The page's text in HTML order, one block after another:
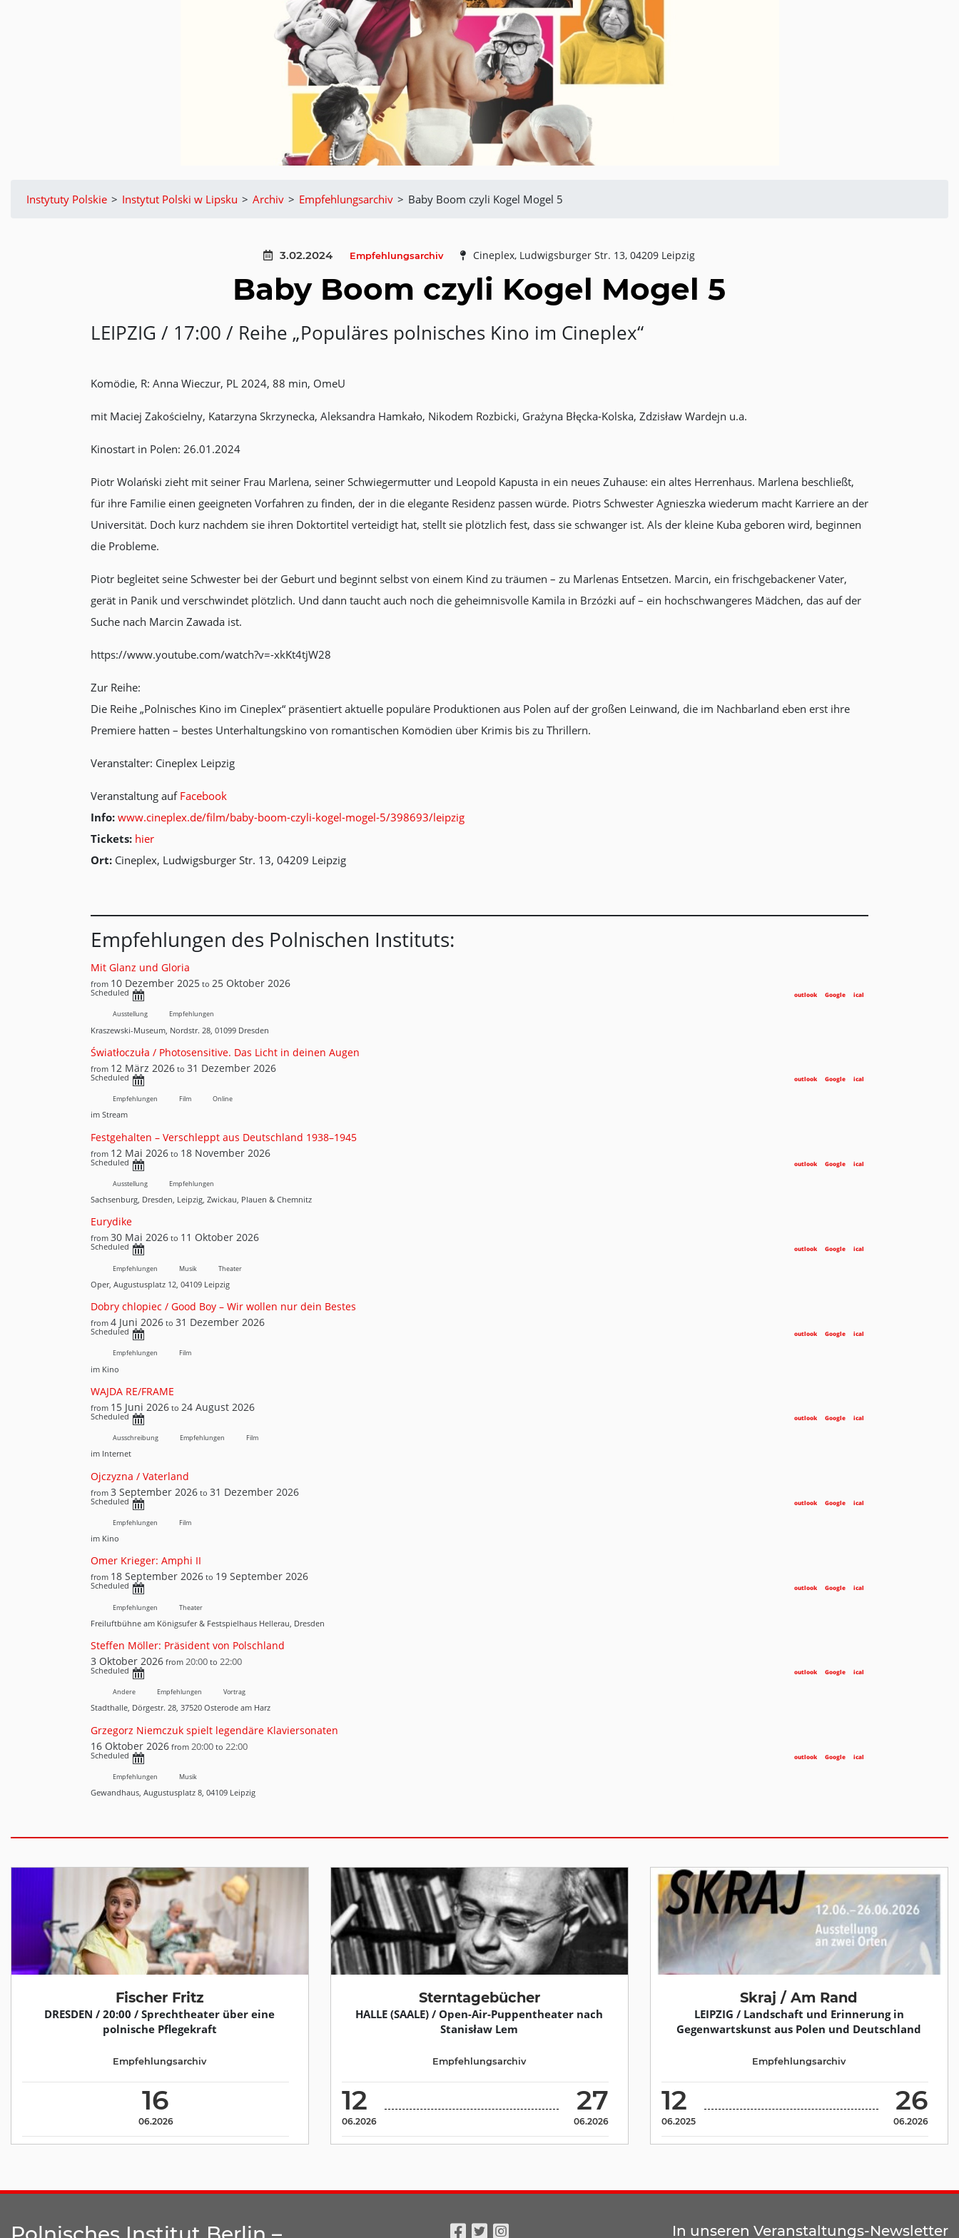
Instytuty Polskie > Instytut Polski w Lipsku > Archiv > Empfehlungsarchiv > Baby Boom czyli Kogel Mogel 5
3.02.2024 Empfehlungsarchiv Cineplex, Ludwigsburger Str. 13, 04209 Leipzig
Baby Boom czyli Kogel Mogel 5
LEIPZIG / 17:00 / Reihe „Populäres polnisches Kino im Cineplex“
Komödie, R: Anna Wieczur, PL 2024, 88 min, OmeU
mit Maciej Zakościelny, Katarzyna Skrzynecka, Aleksandra Hamkało, Nikodem Rozbicki, Grażyna Błęcka-Kolska, Zdzisław Wardejn u.a.
Kinostart in Polen: 26.01.2024
Piotr Wolański zieht mit seiner Frau Marlena, seiner Schwiegermutter und Leopold Kapusta in ein neues Zuhause: ein altes Herrenhaus. Marlena beschließt,
für ihre Familie einen geeigneten Vorfahren zu finden, der in die elegante Residenz passen würde. Piotrs Schwester Agnieszka wiederum macht Karriere an der
Universität. Doch kurz nachdem sie ihren Doktortitel verteidigt hat, stellt sie plötzlich fest, dass sie schwanger ist. Als der kleine Kuba geboren wird, beginnen
die Probleme.
Piotr begleitet seine Schwester bei der Geburt und beginnt selbst von einem Kind zu träumen – zu Marlenas Entsetzen. Marcin, ein frischgebackener Vater,
gerät in Panik und verschwindet plötzlich. Und dann taucht auch noch die geheimnisvolle Kamila in Brzózki auf – ein hochschwangeres Mädchen, das auf der
Suche nach Marcin Zawada ist.
https://www.youtube.com/watch?v=-xkKt4tjW28
Zur Reihe:
Die Reihe „Polnisches Kino im Cineplex“ präsentiert aktuelle populäre Produktionen aus Polen auf der großen Leinwand, die im Nachbarland eben erst ihre
Premiere hatten – bestes Unterhaltungskino von romantischen Komödien über Krimis bis zu Thrillern.
Veranstalter: Cineplex Leipzig
Veranstaltung auf Facebook
Info: www.cineplex.de/film/baby-boom-czyli-kogel-mogel-5/398693/leipzig
Tickets: hier
Ort:Cineplex, Ludwigsburger Str. 13, 04209 Leipzig
Empfehlungen des Polnischen Instituts:
Mit Glanz und Gloria
from 10 Dezember 2025 to 25 Oktober 2026
Scheduled ical
Google
outlook
Ausstellung Empfehlungen
Kraszewski-Museum, Nordstr. 28, 01099 Dresden
Światłoczuła / Photosensitive. Das Licht in deinen Augen
from 12 März 2026 to 31 Dezember 2026
Scheduled ical
Google
outlook
Empfehlungen Film Online
im Stream
Festgehalten – Verschleppt aus Deutschland 1938–1945
from 12 Mai 2026 to 18 November 2026
Scheduled ical
Google
outlook
Ausstellung Empfehlungen
Sachsenburg, Dresden, Leipzig, Zwickau, Plauen & Chemnitz
Eurydike
from 30 Mai 2026 to 11 Oktober 2026
Scheduled ical
Google
outlook
Empfehlungen Musik Theater
Oper, Augustusplatz 12, 04109 Leipzig
Dobry chlopiec / Good Boy – Wir wollen nur dein Bestes
from 4 Juni 2026 to 31 Dezember 2026
Scheduled ical
Google
outlook
Empfehlungen Film
im Kino
WAJDA RE/FRAME
from 15 Juni 2026 to 24 August 2026
Scheduled ical
Google
outlook
Ausschreibung Empfehlungen Film
im Internet
Ojczyzna / Vaterland
from 3 September 2026 to 31 Dezember 2026
Scheduled ical
Google
outlook
Empfehlungen Film
im Kino
Omer Krieger: Amphi II
from 18 September 2026 to 19 September 2026
Scheduled ical
Google
outlook
Empfehlungen Theater
Freiluftbühne am Königsufer & Festspielhaus Hellerau, Dresden
Steffen Möller: Präsident von Polschland
3 Oktober 2026 from 20:00 to 22:00
Scheduled ical
Google
outlook
Andere Empfehlungen Vortrag
Stadthalle, Dörgestr. 28, 37520 Osterode am Harz
Grzegorz Niemczuk spielt legendäre Klaviersonaten
16 Oktober 2026 from 20:00 to 22:00
Scheduled ical
Google
outlook
Empfehlungen Musik
Gewandhaus, Augustusplatz 8, 04109 Leipzig
Fischer Fritz
DRESDEN / 20:00 / Sprechtheater über eine
polnische Pflegekraft
16
06.2026
Empfehlungsarchiv
Sterntagebücher
HALLE (SAALE) / Open-Air-Puppentheater nach
Stanisław Lem
12
06.2026
27
06.2026
Empfehlungsarchiv
Skraj / Am Rand
LEIPZIG / Landschaft und Erinnerung in
Gegenwartskunst aus Polen und Deutschland
12
06.2025
26
06.2026
Empfehlungsarchiv
In unseren Veranstaltungs-Newsletter